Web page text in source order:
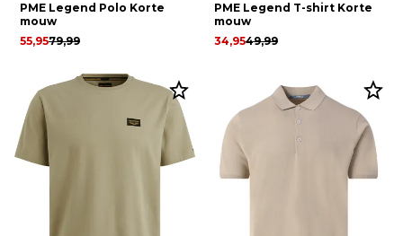
PME Legend Polo Korte
mouw
79,99
55,95
PME Legend T-shirt Korte
mouw
49,99
34,95